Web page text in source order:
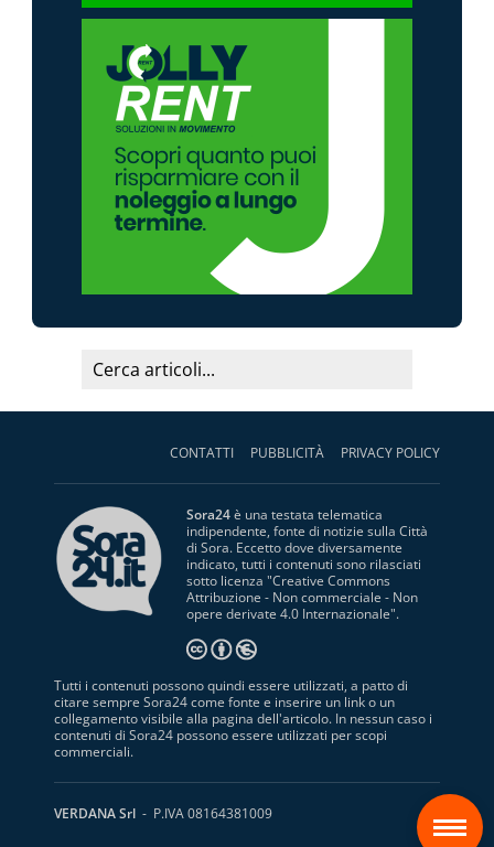
CONTATTI PUBBLICITÀ PRIVACY POLICY
Sora24è una testata telematica
indipendente, fonte di notizie sulla Città
di Sora. Eccetto dove diversamente
indicato, tutti i contenuti sono rilasciati
sotto licenza "Creative Commons
Attribuzione - Non commerciale - Non
opere derivate 4.0 Internazionale".
Tutti i contenuti possono quindi essere utilizzati, a patto di
citare sempre Sora24 come fonte e inserire un link o un
collegamento visibile alla pagina dell'articolo. In nessun caso i
contenuti di Sora24 possono essere utilizzati per scopi
commerciali.
VERDANA Srl - P.IVA 08164381009